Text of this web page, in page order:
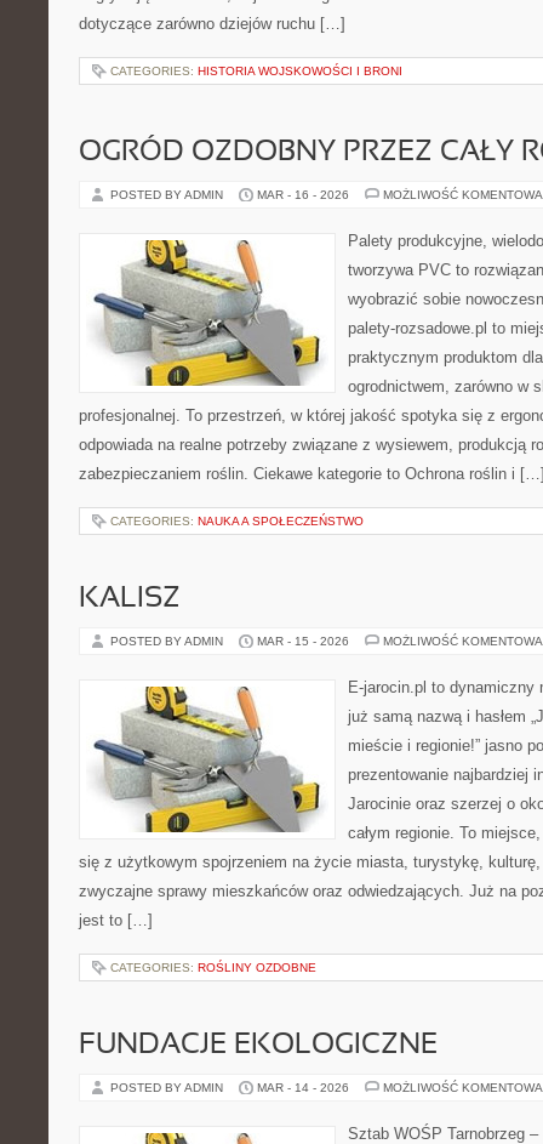
dotyczące zarówno dziejów ruchu […]
CATEGORIES: HISTORIA WOJSKOWOŚCI I BRONI
OGRÓD OZDOBNY PRZEZ CAŁY
POSTED BY ADMIN MAR - 16 - 2026 MOŻLIWOŚĆ
Palety produkcyjne,
tworzywa PVC to
wyobrazić sobie
palety-rozsadowe.pl to
praktycznym produktom
ogrodnictwem, zarówno w
profesjonalnej. To przestrzeń, w której jakość spotyka się z
odpowiada na realne potrzeby związane z wysiewem, produkcją
zabezpieczaniem roślin. Ciekawe kategorie to Ochrona roślin i
CATEGORIES: NAUKA A SPOŁECZEŃSTWO
KALISZ
POSTED BY ADMIN MAR - 15 - 2026 MOŻLIWOŚĆ
E-jarocin.pl to dynamiczny
już samą nazwą i hasłem
mieście i regionie!” jasno
prezentowanie najbardziej
Jarocinie oraz szerzej o
całym regionie. To
się z użytkowym spojrzeniem na życie miasta, turystykę,
zwyczajne sprawy mieszkańców oraz odwiedzających. Już na
jest to […]
CATEGORIES: ROŚLINY OZDOBNE
FUNDACJE EKOLOGICZNE
POSTED BY ADMIN MAR - 14 - 2026 MOŻLIWOŚĆ
Sztab WOŚP Tarnobrzeg